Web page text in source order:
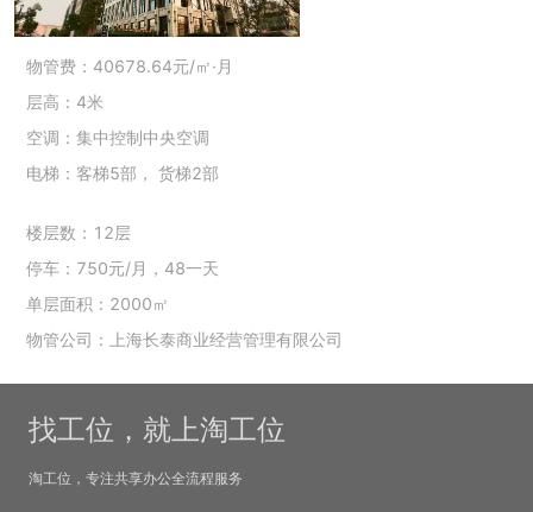
物管费：40678.64元/㎡·月
层高：4米
空调：集中控制中央空调
电梯：客梯5部， 货梯2部
楼层数：12层
停车：750元/月，48一天
单层面积：2000㎡
物管公司：上海长泰商业经营管理有限公司
找工位，就上淘工位
淘工位，专注共享办公全流程服务